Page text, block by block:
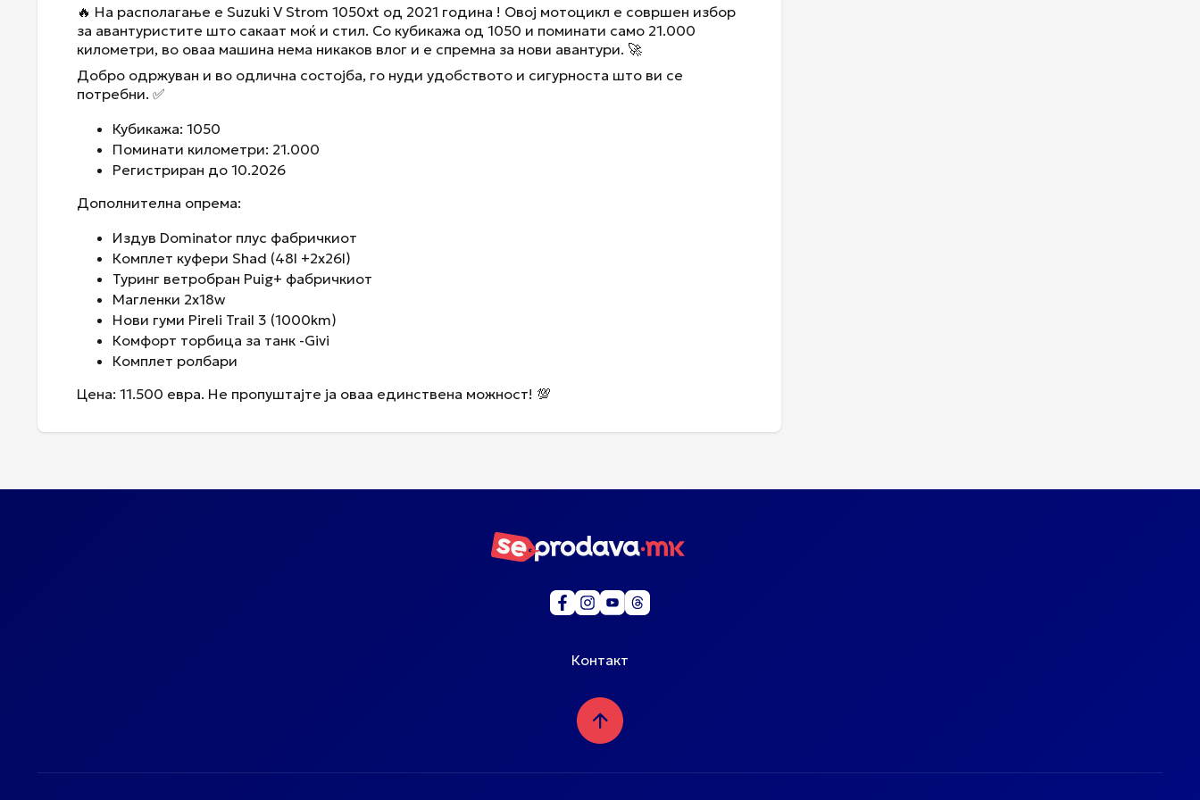
🔥 На располагање е Suzuki V Strom 1050xt од 2021 година ! Овој мотоцикл е совршен избор
за авантуристите што сакаат моќ и стил. Со кубикажа од 1050 и поминати само 21.000
километри, во оваа машина нема никаков влог и е спремна за нови авантури. 🚀
Добро одржуван и во одлична состојба, го нуди удобството и сигурноста што ви се
потребни. ✅
Кубикажа: 1050
Поминати километри: 21.000
Регистриран до 10.2026
Дополнителна опрема:
Издув Dominator плус фабричкиот
Комплет куфери Shad (48l +2x26l)
Туринг ветробран Puig+ фабричкиот
Магленки 2x18w
Нови гуми Pireli Trail 3 (1000km)
Комфорт торбица за танк -Givi
Комплет ролбари
Цена: 11.500 евра. Не пропуштајте ја оваа единствена можност! 💯
Контакт